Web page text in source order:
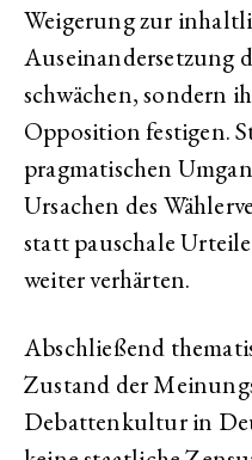
Weigerung zur
Auseinandersetzung
schwächen, sondern
Opposition festigen.
pragmatischen
Ursachen des
statt pauschale
weiter verhärten.
Abschließend
Zustand der
Debattenkultur in